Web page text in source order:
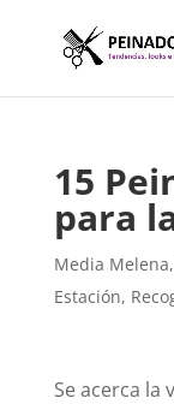
15
para
Media Melena,
Estación,
Se acerca la